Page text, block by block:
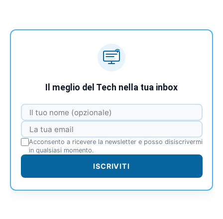
Il meglio del Tech nella tua inbox
Acconsento a ricevere la newsletter e posso disiscrivermi
in qualsiasi momento.
ISCRIVITI